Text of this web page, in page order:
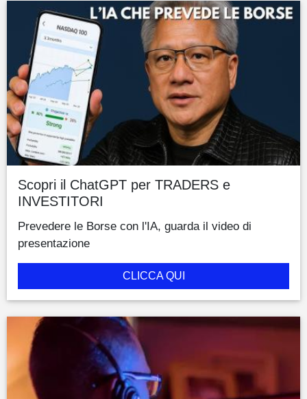
Scopri il ChatGPT per TRADERS e
INVESTITORI
Prevedere le Borse con l'IA, guarda il video di
presentazione
CLICCA QUI